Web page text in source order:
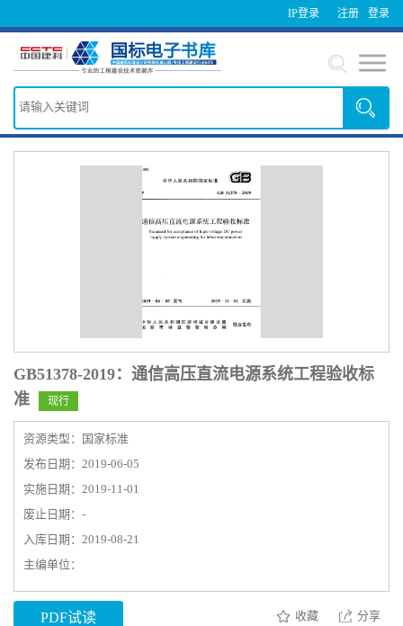
IP登录 登录
注册
GB51378-2019：通信高压直流电源系统工程验收标
准
现行
资源类型：国家标准
发布日期：2019-06-05
实施日期：2019-11-01
废止日期：-
入库日期：2019-08-21
主编单位：
PDF试读 收藏 分享